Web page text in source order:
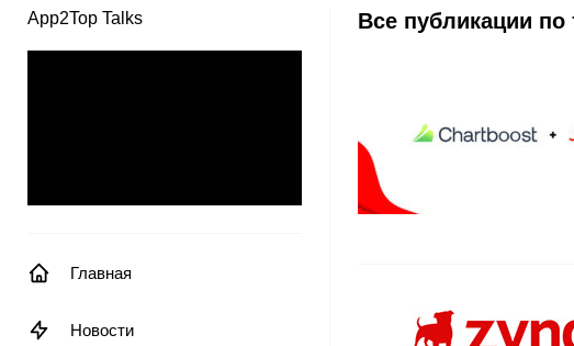
App2Top Talks
Главная
Новости
Все публикации по